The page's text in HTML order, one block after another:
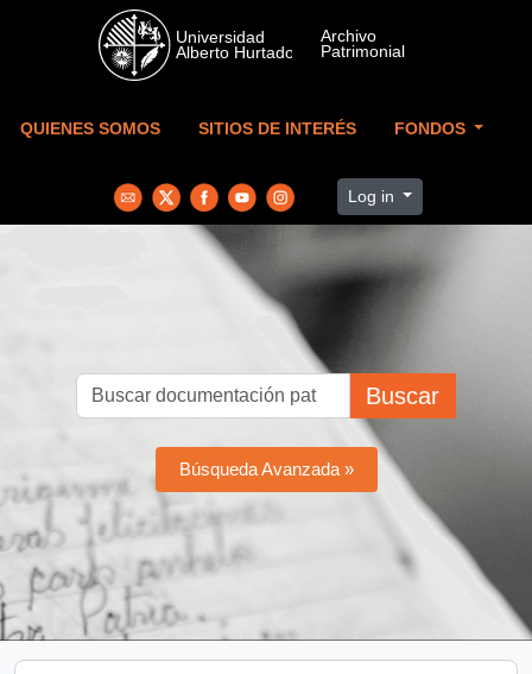
Skip to main content
QUIENES SOMOS SITIOS DE INTERÉS FONDOS
Log in
Buscar
Búsqueda Avanzada »